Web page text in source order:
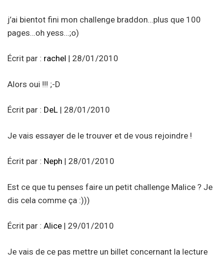
j’ai bientot fini mon challenge braddon…plus que 100
pages…oh yess…;o)
Écrit par : rachel | 28/01/2010
Alors oui !!! ;-D
Écrit par : DeL | 28/01/2010
Je vais essayer de le trouver et de vous rejoindre !
Écrit par : Neph | 28/01/2010
Est ce que tu penses faire un petit challenge Malice ? Je
dis cela comme ça :)))
Écrit par : Alice | 29/01/2010
Je vais de ce pas mettre un billet concernant la lecture